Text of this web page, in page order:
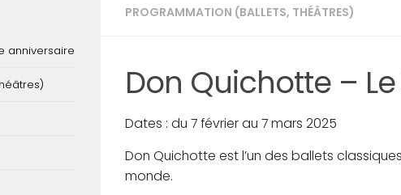
PROGRAMMATION (BALLETS, THÉÂTRES)
Don Quichotte –
Dates : du 7 février au 7 mars 2025
Don Quichotte est l’un des ballets
monde.
anniversaire